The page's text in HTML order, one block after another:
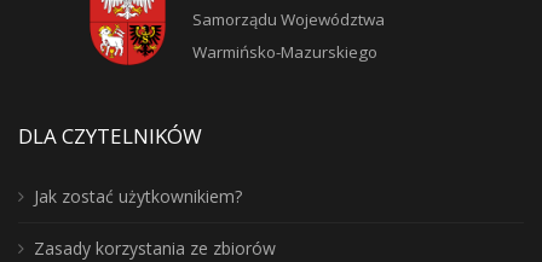
Samorządu Województwa
Warmińsko-Mazurskiego
DLA CZYTELNIKÓW
Jak zostać użytkownikiem?
Zasady korzystania ze zbiorów